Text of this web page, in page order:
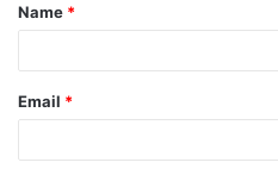
Name *
Email *